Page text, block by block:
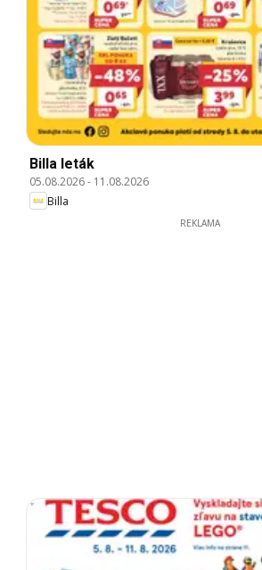
Billa leták
05.08.2026- 11.08.2026
Billa
REKLAMA